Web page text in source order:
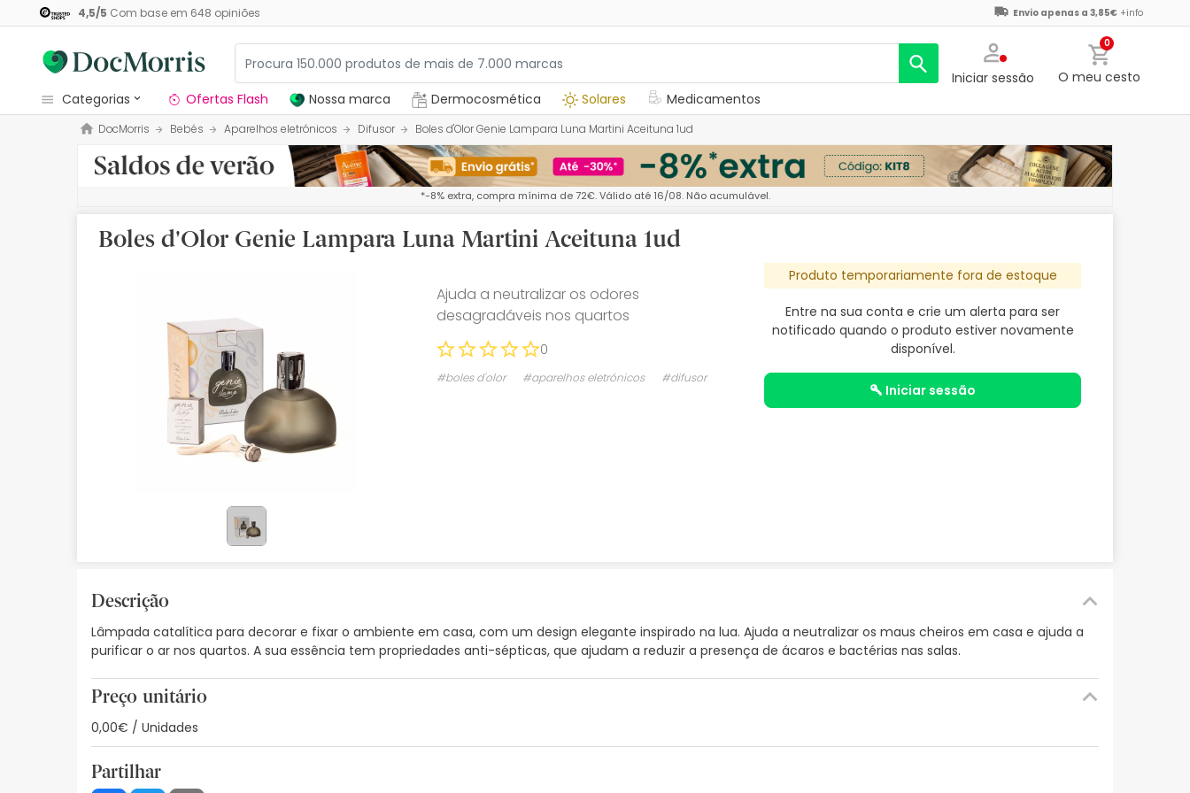
4,5/5 Com base em 648 opiniões Envio apenas a 3,85€ +info
Iniciar sessão
0
O meu cesto
categorias
Dermocosmetica
Nossa marca
Medicamentos
Promoções
Mais vendidos
Ofertas Flash Nossa marca Dermocosmética Solares Medicamentos
DocMorris Bebés Aparelhos eletrónicos Difusor Boles d'Olor Genie Lampara Luna Martini Aceituna 1ud
*-8% extra, compra mínima de 72€. Válido até 16/08. Não acumulável.
Boles d'Olor Genie Lampara Luna Martini Aceituna 1ud
Produto temporariamente fora de estoque
Entre na sua conta e crie um alerta para ser
notificado quando o produto estiver novamente
disponível.
iniciar sessão
Ajuda a neutralizar os odores
desagradáveis nos quartos
0
#boles d'olor #aparelhos eletrónicos #difusor
Descrição
Lâmpada catalítica para decorar e fixar o ambiente em casa, com um design elegante inspirado na lua. Ajuda a neutralizar os maus cheiros em casa e ajuda a
purificar o ar nos quartos. A sua essência tem propriedades anti-sépticas, que ajudam a reduzir a presença de ácaros e bactérias nas salas.
Preço unitário
0,00€ / Unidades
Partilhar